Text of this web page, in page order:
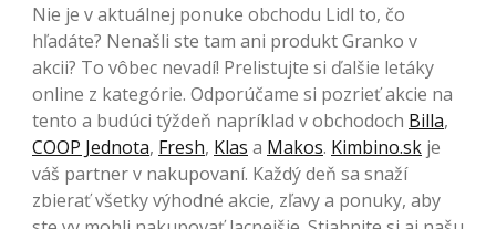
Nie je v aktuálnej ponuke obchodu Lidl to, čo
hľadáte? Nenašli ste tam ani produkt Granko v
akcii? To vôbec nevadí! Prelistujte si ďalšie letáky
online z kategórie. Odporúčame si pozrieť akcie na
tento a budúci týždeň napríklad v obchodoch Billa,
COOP Jednota, Fresh, Klas a Makos. Kimbino.sk je
váš partner v nakupovaní. Každý deň sa snaží
zbierať všetky výhodné akcie, zľavy a ponuky, aby